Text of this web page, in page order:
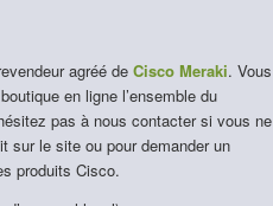
agréé de Cisco Meraki. Vous
en ligne l’ensemble du
pas à nous contacter si vous ne
sur le site ou pour demander un
produits Cisco.